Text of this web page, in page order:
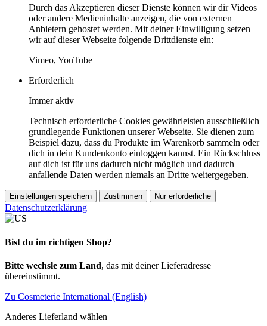
Durch das Akzeptieren dieser Dienste können wir dir Videos
oder andere Medieninhalte anzeigen, die von externen
Anbietern gehostet werden. Mit deiner Einwilligung setzen
wir auf dieser Webseite folgende Drittdienste ein:
Vimeo, YouTube
Erforderlich
Immer aktiv
Technisch erforderliche Cookies gewährleisten ausschließlich
grundlegende Funktionen unserer Webseite. Sie dienen zum
Beispiel dazu, dass du Produkte im Warenkorb sammeln oder
dich in dein Kundenkonto einloggen kannst. Ein Rückschluss
auf dich ist für uns dadurch nicht möglich und dadurch
anfallende Daten werden niemals an Dritte weitergegeben.
Einstellungen speichern Zustimmen Nur erforderliche
Datenschutzerklärung
Bist du im richtigen Shop?
Bitte wechsle zum Land, das mit deiner Lieferadresse
übereinstimmt.
Zu Cosmeterie International (English)
Anderes Lieferland wählen